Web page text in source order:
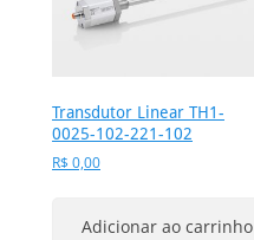
Transdutor Linear TH1-
0025-102-221-102
R$ 0,00
Adicionar ao carrinho